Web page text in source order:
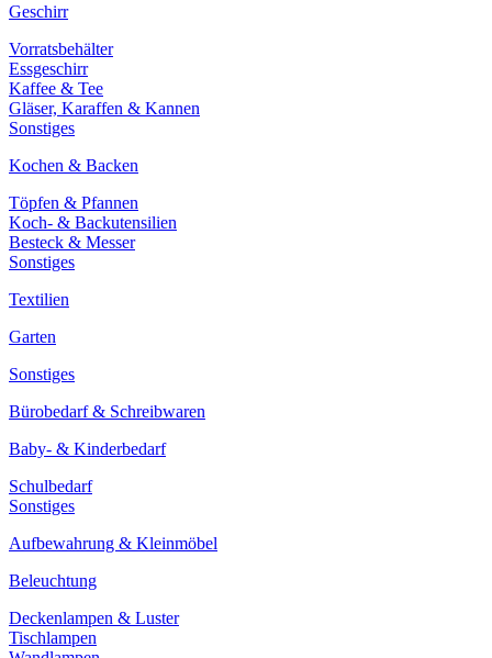
Geschirr
Vorratsbehälter
Essgeschirr
Kaffee & Tee
Gläser, Karaffen & Kannen
Sonstiges
Kochen & Backen
Töpfen & Pfannen
Koch- & Backutensilien
Besteck & Messer
Sonstiges
Textilien
Garten
Sonstiges
Bürobedarf & Schreibwaren
Baby- & Kinderbedarf
Schulbedarf
Sonstiges
Aufbewahrung & Kleinmöbel
Beleuchtung
Deckenlampen & Luster
Tischlampen